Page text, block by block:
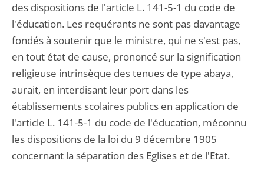
des dispositions de l'article L. 141-5-1 du code de
l'éducation. Les requérants ne sont pas davantage
fondés à soutenir que le ministre, qui ne s'est pas,
en tout état de cause, prononcé sur la signification
religieuse intrinsèque des tenues de type abaya,
aurait, en interdisant leur port dans les
établissements scolaires publics en application de
l'article L. 141-5-1 du code de l'éducation, méconnu
les dispositions de la loi du 9 décembre 1905
concernant la séparation des Eglises et de l'Etat.